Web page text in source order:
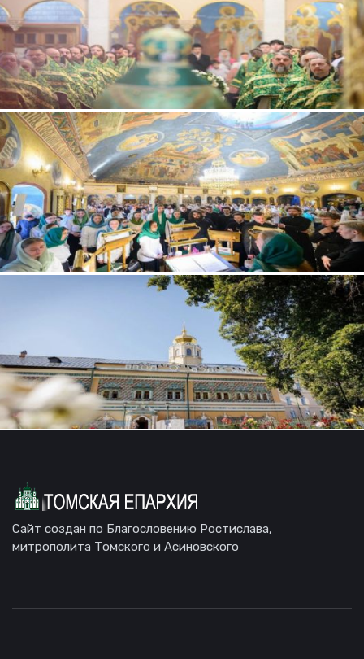
Сайт создан по Благословению Ростислава,
митрополита Томского и Асиновского